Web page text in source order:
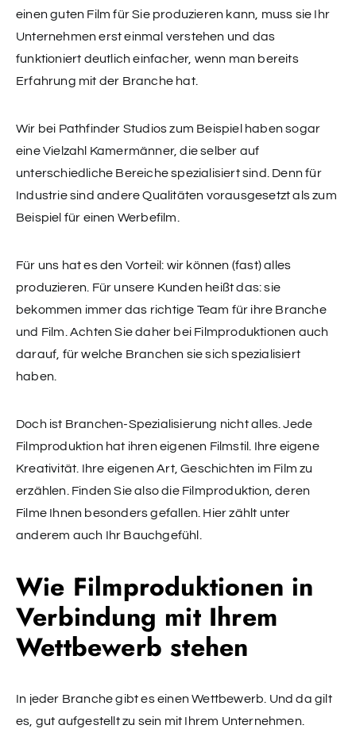
einen guten Film für Sie produzieren kann, muss sie Ihr
Unternehmen erst einmal verstehen und das
funktioniert deutlich einfacher, wenn man bereits
Erfahrung mit der Branche hat.
Wir bei Pathfinder Studios zum Beispiel haben sogar
eine Vielzahl Kamermänner, die selber auf
unterschiedliche Bereiche spezialisiert sind. Denn für
Industrie sind andere Qualitäten vorausgesetzt als zum
Beispiel für einen Werbefilm.
Für uns hat es den Vorteil: wir können (fast) alles
produzieren. Für unsere Kunden heißt das: sie
bekommen immer das richtige Team für ihre Branche
und Film. Achten Sie daher bei Filmproduktionen auch
darauf, für welche Branchen sie sich spezialisiert
haben.
Doch ist Branchen-Spezialisierung nicht alles. Jede
Filmproduktion hat ihren eigenen Filmstil. Ihre eigene
Kreativität. Ihre eigenen Art, Geschichten im Film zu
erzählen. Finden Sie also die Filmproduktion, deren
Filme Ihnen besonders gefallen. Hier zählt unter
anderem auch Ihr Bauchgefühl.
Wie Filmproduktionen in
Verbindung mit Ihrem
Wettbewerb stehen
In jeder Branche gibt es einen Wettbewerb. Und da gilt
es, gut aufgestellt zu sein mit Ihrem Unternehmen.